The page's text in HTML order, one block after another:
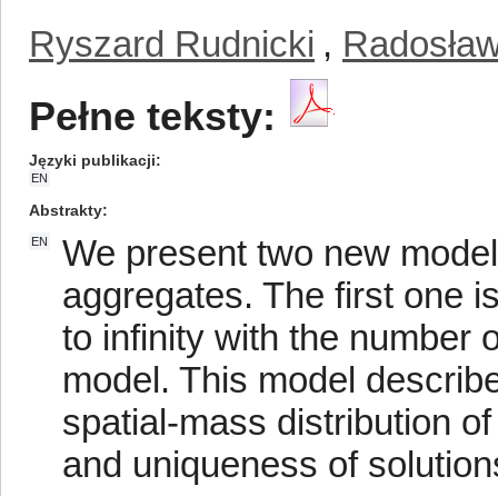
Ryszard Rudnicki ,
Pełne teksty:
Języki publikacji
EN
Abstrakty
EN
We present two new
aggregates. The first one
to infinity with the number
model. This model
spatial-mass distribution
and uniqueness of